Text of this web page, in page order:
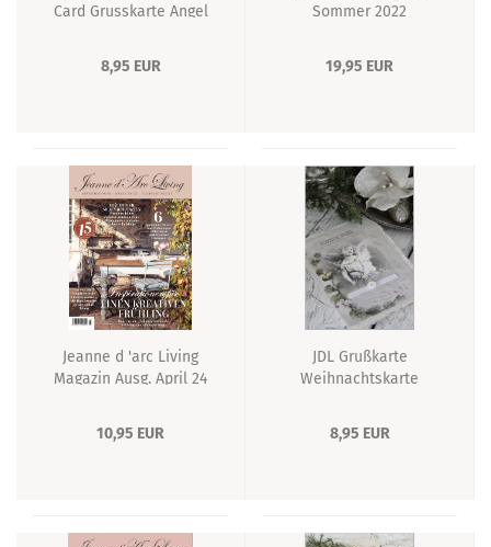
Card Grusskarte Angel
8,95 EUR
Sommer 2022
19,95 EUR
Jeanne d 'arc Living
Magazin Ausg. April 24
10,95 EUR
JDL Grußkarte
Weihnachtskarte
8,95 EUR